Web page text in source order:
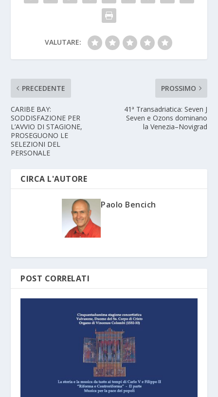
VALUTARE:
PRECEDENTE
CARIBE BAY:
SODDISFAZIONE PER
L’AVVIO DI STAGIONE,
PROSEGUONO LE
SELEZIONI DEL
PERSONALE
PROSSIMO
41ª Transadriatica: Seven J
Seven e Ozons dominano
la Venezia–Novigrad
CIRCA L'AUTORE
Paolo Bencich
POST CORRELATI